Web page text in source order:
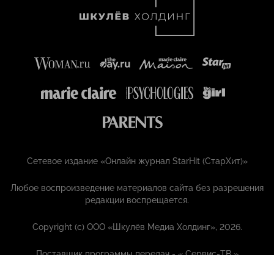
Сетевое издание «Онлайн журнал StarHit (СтарХит)»
Любое воспроизведение материалов сайта без разрешения
редакции воспрещается.
Copyright (с) ООО «Шкулёв Медиа Холдинг», 2026.